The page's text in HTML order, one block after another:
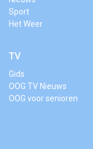
Sport
Het Weer
TV
Gids
OOG TV Nieuws
OOG voor senioren